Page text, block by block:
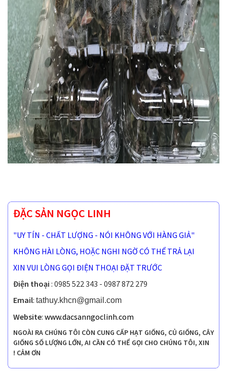
ĐẶC SẢN NGỌC LINH
"UY TÍN - CHẤT LƯỢNG - NÓI KHÔNG VỚI HÀNG GIẢ"
KHÔNG HÀI LÒNG, HOẶC NGHI NGỜ CÓ THỂ TRẢ LẠI
XIN VUI LÒNG GỌI ĐIỆN THOẠI ĐẶT TRƯỚC
Điện thoại : 0985 522 343 - 0987 872 279
Email: tathuy.khcn@gmail.com
Website: www.dacsanngoclinh.com
NGOÀI RA CHÚNG TÔI CÒN CUNG CẤP HẠT GIỐNG, CỦ GIỐNG, CÂY
GIỐNG SỐ LƯỢNG LỚN, AI CẦN CÓ THỂ GỌI CHO CHÚNG TÔI, XIN
CẢM ƠN !